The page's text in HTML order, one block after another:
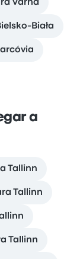
Varna
Biała
a
Tallinn
Tallinn
Tallinn